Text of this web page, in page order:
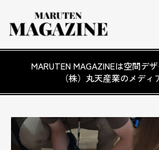
MARUTEN MAGAZINEは空間デ
（株）丸天産業のメデ